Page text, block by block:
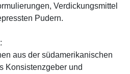
Verdickungsmittel
Pudern.
aus der südamerikanischen
Konsistenzgeber und